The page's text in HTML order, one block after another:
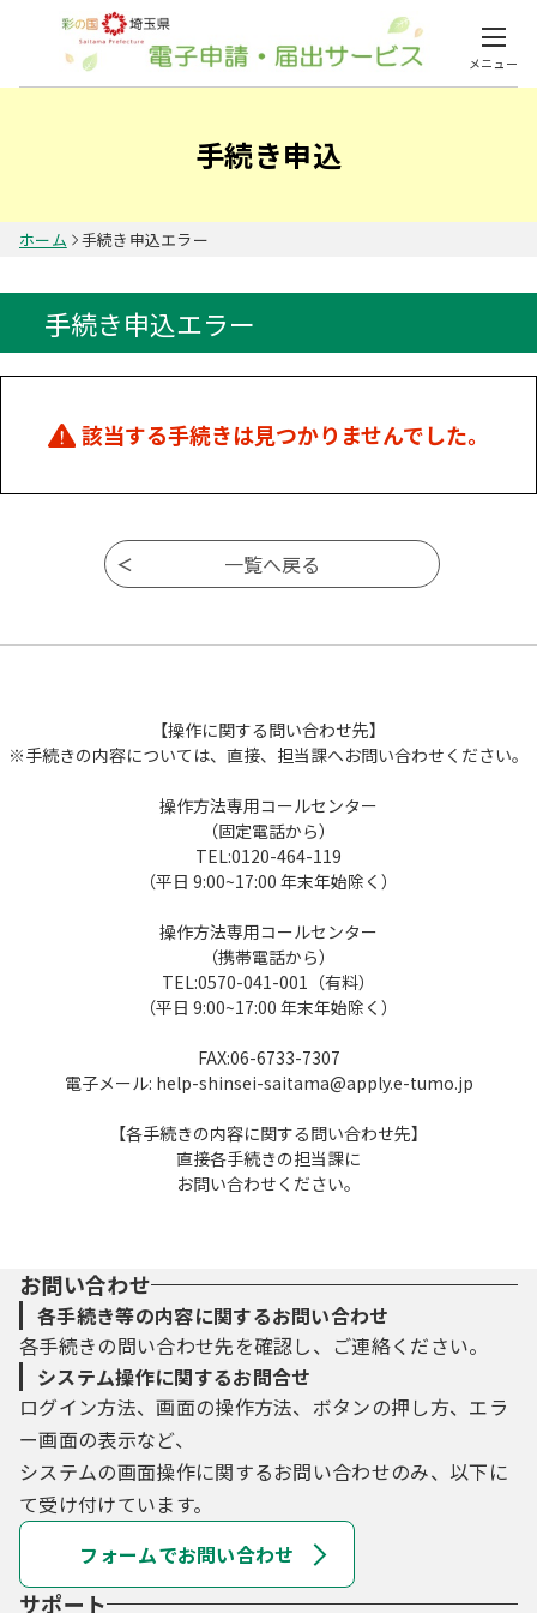
メニュー
手続き申込
ホーム 手続き申込エラー
手続き申込エラー
該当する手続きは見つかりませんでした。
【操作に関する問い合わせ先】
※手続きの内容については、直接、担当課へお問い合わせください。
操作方法専用コールセンター
（固定電話から）
TEL:0120-464-119
（平日 9:00~17:00 年末年始除く）
操作方法専用コールセンター
（携帯電話から）
TEL:0570-041-001（有料）
（平日 9:00~17:00 年末年始除く）
FAX:06-6733-7307
電子メール: help-shinsei-saitama@apply.e-tumo.jp
【各手続きの内容に関する問い合わせ先】
直接各手続きの担当課に
お問い合わせください。
お問い合わせ
各手続き等の内容に関するお問い合わせ
各手続きの問い合わせ先を確認し、ご連絡ください。
システム操作に関するお問合せ
ログイン方法、画面の操作方法、ボタンの押し方、エラ
ー画面の表示など、
システムの画面操作に関するお問い合わせのみ、以下に
て受け付けています。
フォームでお問い合わせ
サポート